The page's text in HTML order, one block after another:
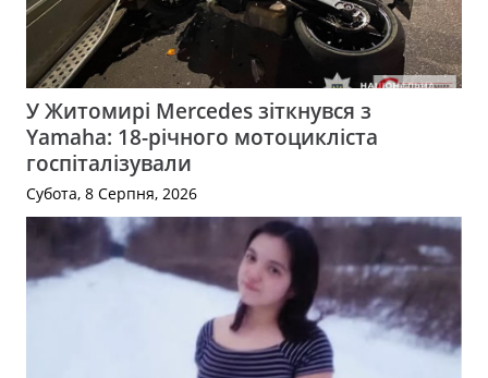
У Житомирі Mercedes зіткнувся з
Yamaha: 18-річного мотоцикліста
госпіталізували
Субота, 8 Серпня, 2026